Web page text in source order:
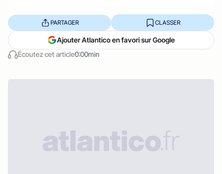
Écoutez cet article0:00min
PARTAGER CLASSER
Ajouter Atlantico en favori sur Google